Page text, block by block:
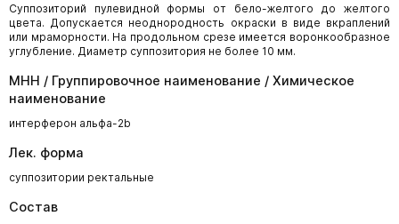
Суппозиторий пулевидной формы от бело-желтого до желтого
цвета. Допускается неоднородность окраски в виде вкраплений
или мраморности. На продольном срезе имеется воронкообразное
углубление. Диаметр суппозитория не более 10 мм.
МНН / Группировочное наименование / Химическое
наименование
интерферон альфа-2b
Лек. форма
суппозитории ректальные
Состав